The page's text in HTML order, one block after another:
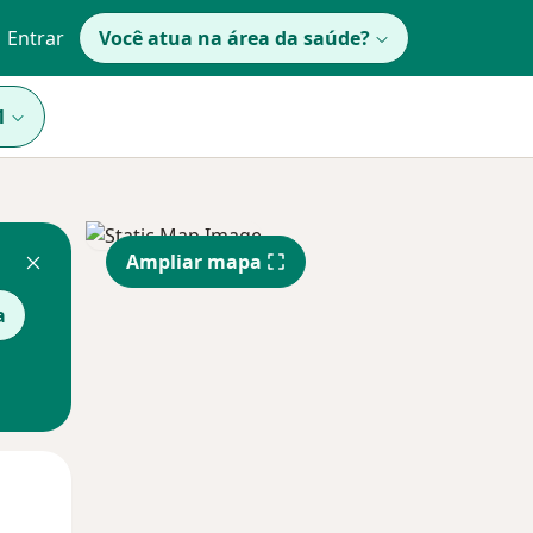
Entrar Você atua na área da saúde?
Ampliar mapa